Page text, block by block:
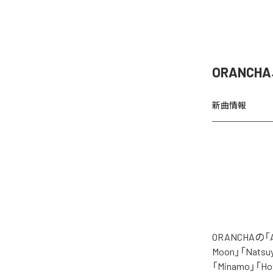
新曲情報
ORANCHAの
Moon」「
「Minamo」